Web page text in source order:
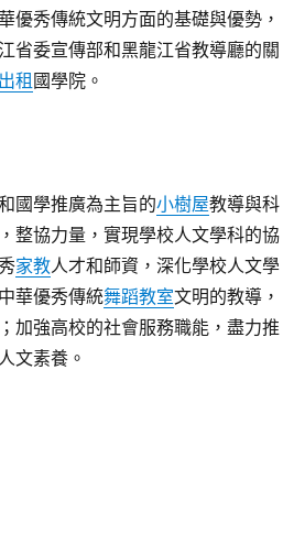
優秀傳統文明方面的基礎與優勢，
省委宣傳部和黑龍江省教導廳的關
租 國學院。
國學推廣為主旨的小樹屋教導與科
整協力量，實現學校人文學科的協
家教人才和師資，深化學校人文學
華優秀傳統舞蹈教室文明的教導，
加強高校的社會服務職能，盡力推
文素養。